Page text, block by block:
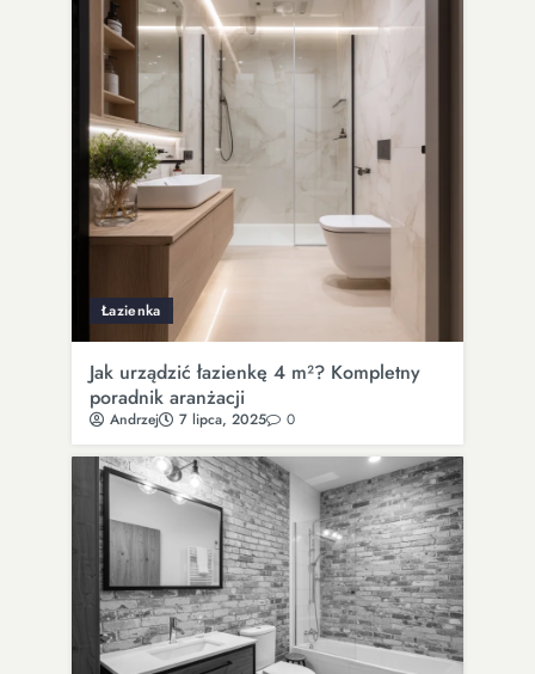
Łazienka
Jak urządzić łazienkę 4 m²? Kompletny
poradnik aranżacji
Andrzej 7 lipca, 2025 0